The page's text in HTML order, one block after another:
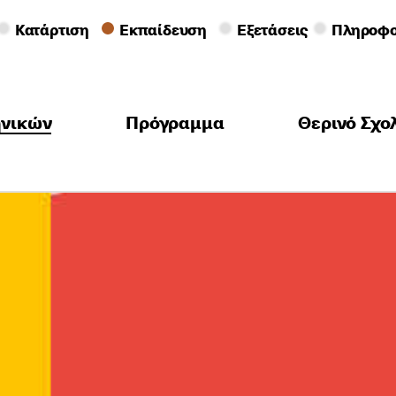
Κατάρτιση Εκπαίδευση Εξετάσεις
Πρόγραμμα Θερινό